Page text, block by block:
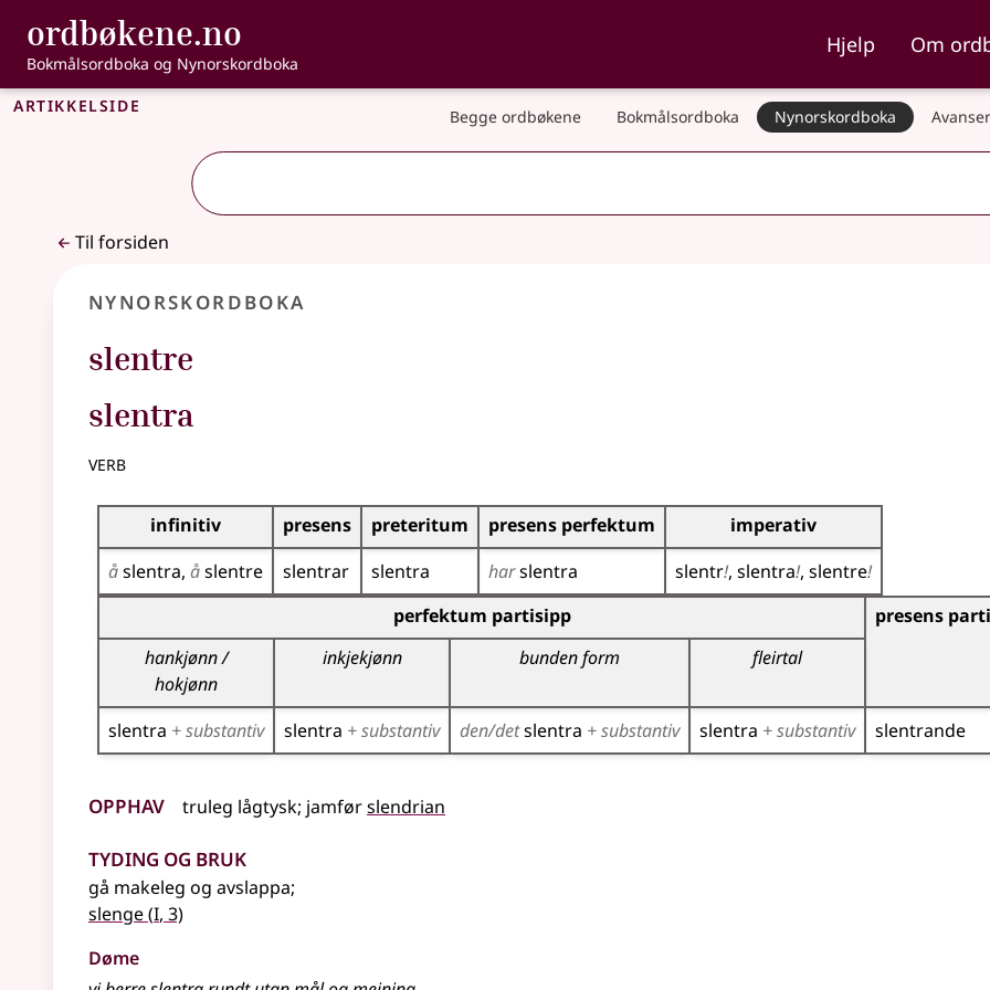
Gå til hovedinnhold
Tilgjengelighet
ordbøkene.no , Bokmålsordboka og Nynorskordboka
Bokmålsordboka og Nynorskordboka
Hjelp Om
Artikkelside Begge ordbøkene Bokmålsordboka Nynorskordboka
Til forsiden
Nynorskordboka
slentre
slentra
verb
Bøyningstabell for dette verbet
infinitiv presens preteritum presens perfektum
imperativ
åslentra åslentre slentrar slentra harslentra slentr! slentra! slentre!
Bøyningstabell for dette verbet (partisippformer)
perfektum partisipp
presens
hankjønn /
hokjønn
inkjekjønn bunden form fleirtal
slentra + substantiv slentra + substantiv den/detslentra + substantiv slentra + substantiv slentrande
Opphav truleg lågtysk; jamførslendrian
Tyding og bruk
gå makeleg og avslappa;
slenge(1
I, 3)
Døme